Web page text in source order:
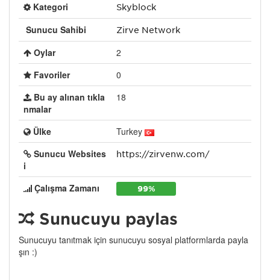
Kategori
Skyblock
Sunucu Sahibi Zirve Network
Oylar
2
Favoriler
0
Bu ay alınan tıkla
nmalar
18
Ülke
Turkey
Sunucu Websites
i
https://zirvenw.com/
Çalışma Zamanı 99%
Sunucuyu paylaş
Sunucuyu tanıtmak için sunucuyu sosyal platformlarda payla
şın :)